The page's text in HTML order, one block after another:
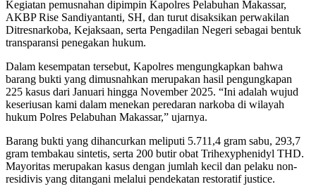
Kegiatan pemusnahan dipimpin Kapolres Pelabuhan Makassar,
AKBP Rise Sandiyantanti, SH, dan turut disaksikan perwakilan
Ditresnarkoba, Kejaksaan, serta Pengadilan Negeri sebagai bentuk
transparansi penegakan hukum.
Dalam kesempatan tersebut, Kapolres mengungkapkan bahwa
barang bukti yang dimusnahkan merupakan hasil pengungkapan
225 kasus dari Januari hingga November 2025. “Ini adalah wujud
keseriusan kami dalam menekan peredaran narkoba di wilayah
hukum Polres Pelabuhan Makassar,” ujarnya.
Barang bukti yang dihancurkan meliputi 5.711,4 gram sabu, 293,7
gram tembakau sintetis, serta 200 butir obat Trihexyphenidyl THD.
Mayoritas merupakan kasus dengan jumlah kecil dan pelaku non-
residivis yang ditangani melalui pendekatan restoratif justice.